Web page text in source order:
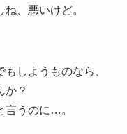
、悪いけど。
しようものなら、
か？
言うのに…。